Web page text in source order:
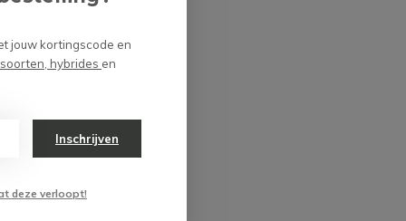
jouw kortingscode en
hybrides en
Inschrijven
deze verloopt!